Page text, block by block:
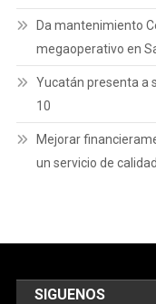
Da mantenimiento
megaoperativo en
Yucatán presenta a
10
Mejorar
un servicio de calidad
SIGUENOS